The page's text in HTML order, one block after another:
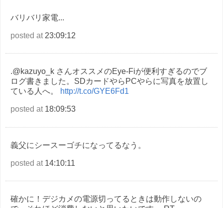
バリバリ家電...
posted at23:09:12
.@kazuyo_k さんオススメのEye-Fiが便利すぎるのでブ
ログ書きました。SDカードやらPCやらに写真を放置し
ている人へ。
http://t.co/GYE6Fd1
posted at18:09:53
義父にシースーゴチになってるなう。
posted at14:10:11
確かに！デジカメの電源切ってるときは動作しないの